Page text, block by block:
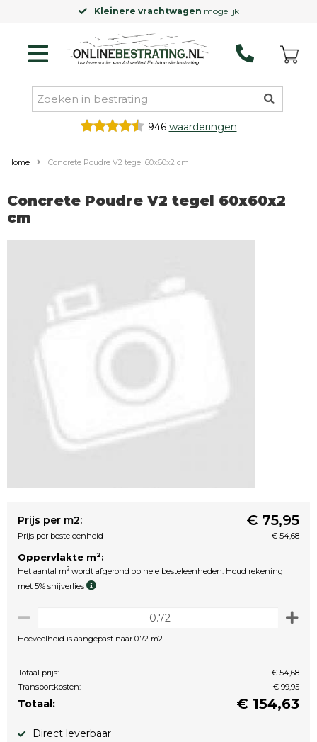
Kleinere vrachtwagen mogelijk
946 waarderingen
Home Concrete Poudre V2 tegel 60x60x2 cm
Concrete Poudre V2 tegel 60x60x2
cm
Prijs per m2: € 75,95
Prijs per besteleenheid € 54,68
Oppervlakte m2:
Het aantal m2 wordt afgerond op hele besteleenheden. Houd rekening
met 5% snijverlies
Hoeveelheid is aangepast naar 0.72 m2.
Totaal prijs:
€ 54,68
Transportkosten:
€ 99,95
Totaal: € 154,63
Direct leverbaar